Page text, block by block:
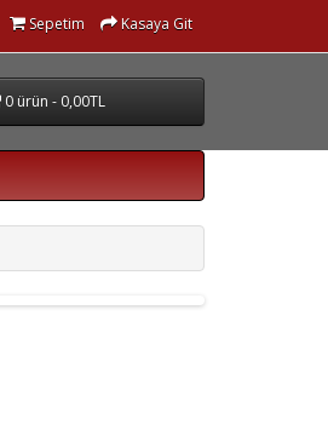
Sepetim Kasaya Git
0 ürün - 0,00TL